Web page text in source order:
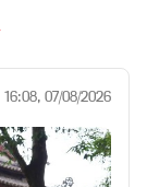
16:08, 07/08/2026